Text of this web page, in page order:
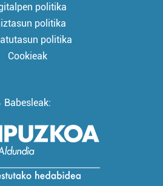
politika
politika
politika
Cookieak
Babesleak: